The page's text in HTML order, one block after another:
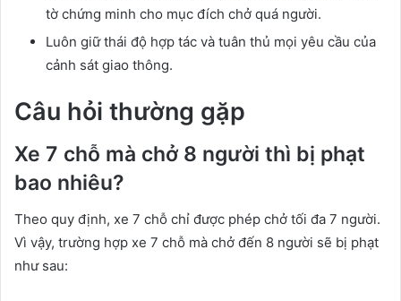
tờ chứng minh cho mục đích chở quá người.
Luôn giữ thái độ hợp tác và tuân thủ mọi yêu cầu của
cảnh sát giao thông.
Câu hỏi thường gặp
Xe 7 chỗ mà chở 8 người thì bị phạt
bao nhiêu?
Theo quy định, xe 7 chỗ chỉ được phép chở tối đa 7 người.
Vì vậy, trường hợp xe 7 chỗ mà chở đến 8 người sẽ bị phạt
như sau: